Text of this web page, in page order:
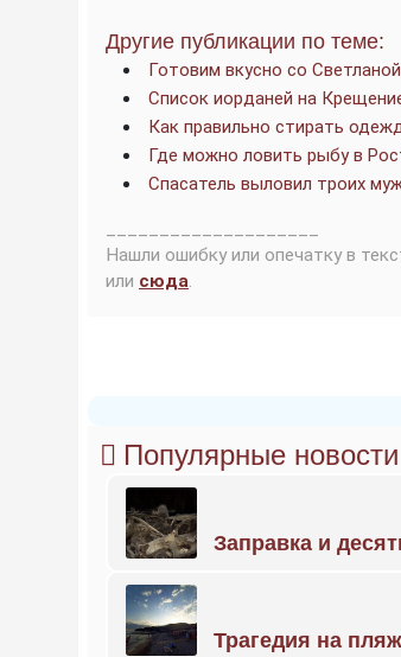
Другие публикации по теме:
Готовим вкусно со
Список иорданей на
Как правильно стирать
Где можно ловить рыбу в
Спасатель выловил троих
Нашли ошибку или опечатку в
или сюда.
Популярные новости
Заправка и
Трагедия на